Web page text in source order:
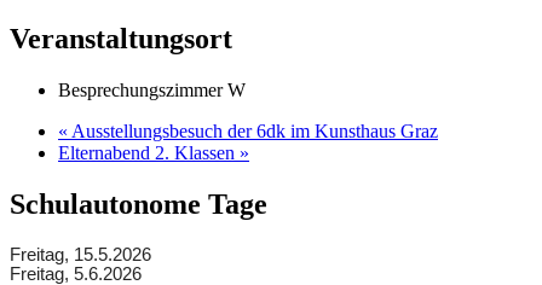
Veranstaltungsort
Besprechungszimmer W
« Ausstellungsbesuch der 6dk im Kunsthaus Graz
Elternabend 2. Klassen »
Schulautonome Tage
Freitag, 15.5.2026
Freitag, 5.6.2026